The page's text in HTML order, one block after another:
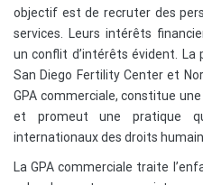
objectif est de recruter des
services. Leurs intérêts
un conflit d’intérêts évident. La
San Diego Fertility Center et
GPA commerciale, constitue
et promeut une pratique
internationaux des droits
La GPA commerciale traite